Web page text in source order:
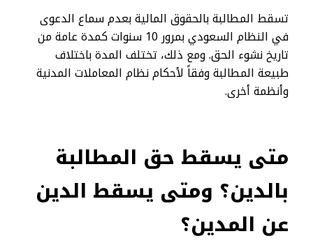
تسقط المطالبة بالحقوق المالية بعدم سماع الدعوى
في النظام السعودي بمرور 10 سنوات كمدة عامة من
تاريخ نشوء الحق. ومع ذلك، تختلف المدة باختلاف
طبيعة المطالبة وفقاً لأحكام نظام المعاملات المدنية
وأنظمة أخرى.
متى يسقط حق المطالبة
بالدين؟ ومتى يسقط الدين
عن المدين؟